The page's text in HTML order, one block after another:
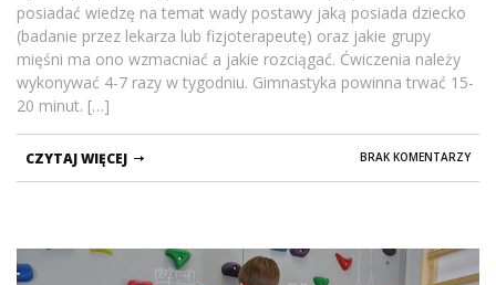
posiadać wiedzę na temat wady postawy jaką posiada dziecko
(badanie przez lekarza lub fizjoterapeutę) oraz jakie grupy
mięśni ma ono wzmacniać a jakie rozciągać. Ćwiczenia należy
wykonywać 4-7 razy w tygodniu. Gimnastyka powinna trwać 15-
20 minut. […]
BRAK KOMENTARZY
CZYTAJ WIĘCEJ